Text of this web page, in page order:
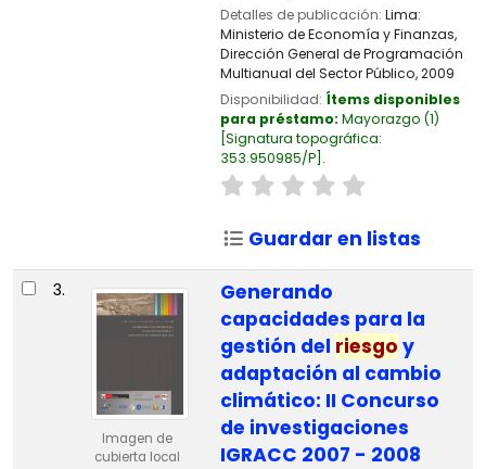
Detalles de publicación: Lima:
Ministerio de Economía y Finanzas,
Dirección General de Programación
Multianual del Sector Público,2009
Disponibilidad: Ítems disponibles
para préstamo: Mayorazgo (1)
Signatura topográfica:
353.950985/P .
Guardar en listas
3.
Imagen de
cubierta local
Generando
capacidades para la
gestión del riesgo y
adaptación al cambio
climático: II Concurso
de investigaciones
IGRACC 2007 - 2008